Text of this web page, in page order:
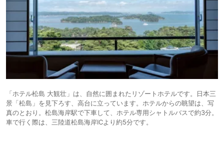
「ホテル松島 大観壮」は、自然に囲まれたリゾートホテルです。日本三
景「松島」を見下ろす、高台に立っています。ホテルからの眺望は、写
真のとおり。松島海岸駅で下車して、ホテル専用シャトルバスで約3分。
車で行く際は、三陸道松島海岸ICより約5分です。